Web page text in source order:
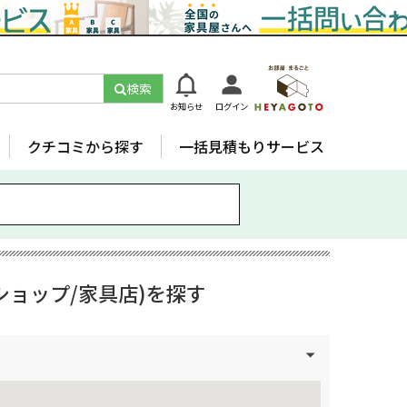
検索
お知らせ ログイン
クチコミから探す 一括見積もりサービス
ョップ/家具店)を探す